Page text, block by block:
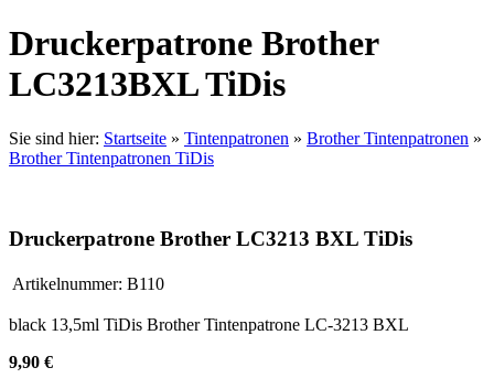
Druckerpatrone Brother
LC3213BXL TiDis
Sie sind hier: Startseite » Tintenpatronen » Brother Tintenpatronen »
Brother Tintenpatronen TiDis
Druckerpatrone Brother LC3213 BXL TiDis
Artikelnummer: B110
black 13,5ml TiDis Brother Tintenpatrone LC-3213 BXL
9,90 €